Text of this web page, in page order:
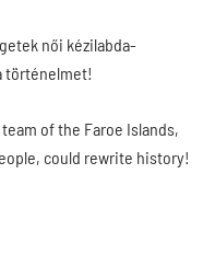
női kézilabda-
történelmet!
of the Faroe Islands,
could rewrite history!